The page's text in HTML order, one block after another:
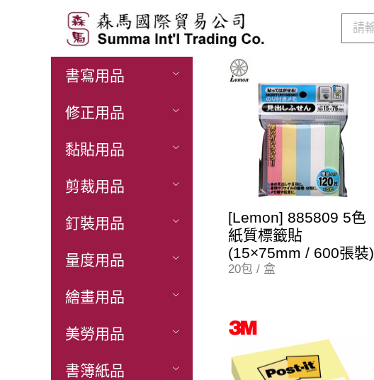
書寫用品
修正用品
黏貼用品
剪裁用品
釘裝用品
量度用品
繪畫用品
美勞用品
書簿紙品
[Lemon] 885809 5色
紙質標籤貼
(15×75mm / 600張裝)
20包 / 盒